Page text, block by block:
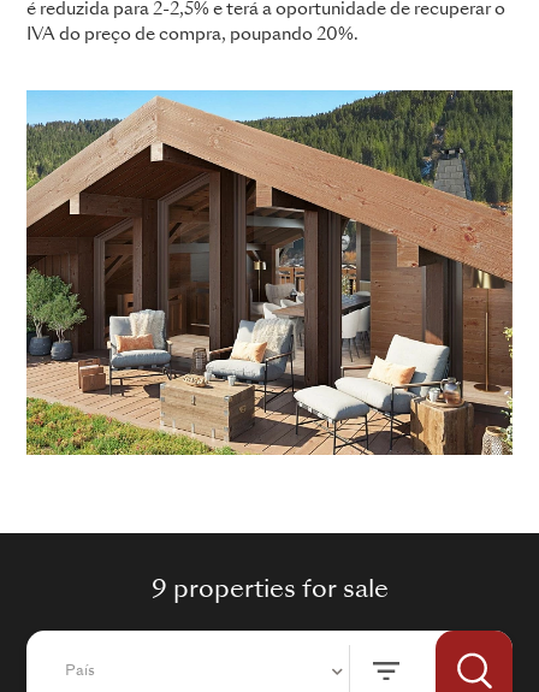
é reduzida para 2-2,5% e terá a oportunidade de recuperar o
IVA do preço de compra, poupando 20%.
9 properties for sale
País